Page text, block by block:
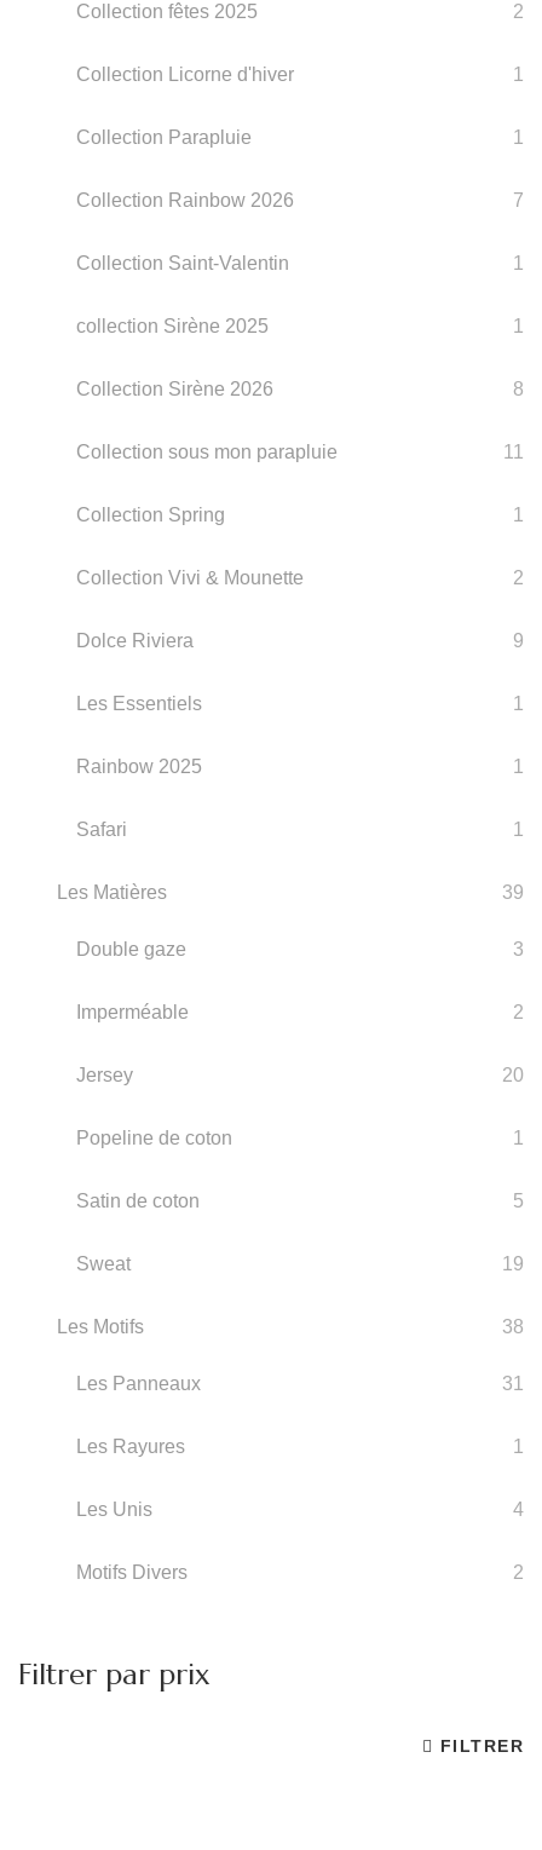
Collection fêtes 2025 2
Collection Licorne d'hiver 1
Collection Parapluie 1
Collection Rainbow 2026 7
Collection Saint-Valentin 1
collection Sirène 2025 1
Collection Sirène 2026 8
Collection sous mon parapluie 11
Collection Spring 1
Collection Vivi & Mounette 2
Dolce Riviera 9
Les Essentiels 1
Rainbow 2025 1
Safari 1
Les Matières 39
Double gaze 3
Imperméable 2
Jersey 20
Popeline de coton 1
Satin de coton 5
Sweat 19
Les Motifs 38
Les Panneaux 31
Les Rayures 1
Les Unis 4
Motifs Divers 2
Filtrer par prix
FILTRER